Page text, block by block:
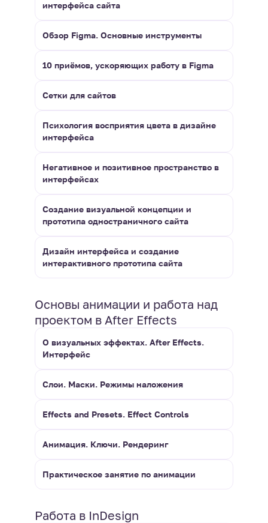
интерфейса сайта
Обзор Figma. Основные инструменты
10 приёмов, ускоряющих работу в Figma
Сетки для сайтов
Психология восприятия цвета в дизайне
интерфейса
Негативное и позитивное пространство в
интерфейсах
Создание визуальной концепции и
прототипа одностраничного сайта
Дизайн интерфейса и создание
интерактивного прототипа сайта
Основы анимации и работа над
проектом в After Effects
О визуальных эффектах. After Effects.
Интерфейс
Слои. Маски. Режимы наложения
Effects and Presets. Effect Controls
Анимация. Ключи. Рендеринг
Практическое занятие по анимации
Работа в InDesign